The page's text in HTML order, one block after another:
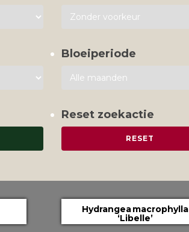
Bloeiperiode
Reset zoekactie
Hydrangea macrophylla
‘Libelle’